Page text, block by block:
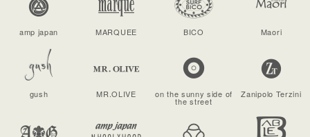
amp japan MARQUEE BICO Maori
gush MR.OLIVE on the sunny side of
the street
Zanipolo Terzini